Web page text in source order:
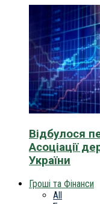
Відбулося
Асоціації
України
Гроші та Фінанси
All